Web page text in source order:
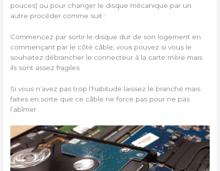
pouces) ou pour changer le disque mécanique par un
autre procéder comme suit :
Commencez par sortir le disque dur de son logement en
commençant par le côté câble, vous pouvez si vous le
souhaitez débrancher le connecteur à la carte mère mais
ils sont assez fragiles.
Si vous n’avez pas trop l’habitude laissez le branché mais
faites en sorte que ce câble ne force pas pour ne pas
l’abîmer.